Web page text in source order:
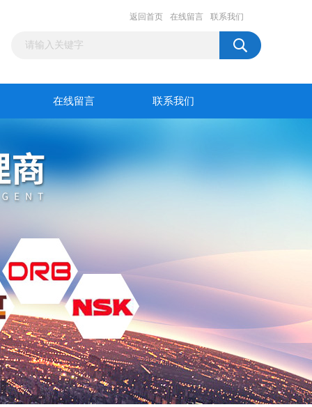
返回首页 在线留言 联系我们
在线留言 联系我们